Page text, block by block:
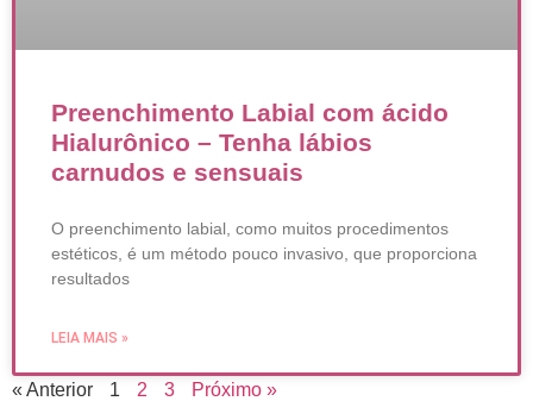
Preenchimento Labial com ácido
Hialurônico – Tenha lábios
carnudos e sensuais
O preenchimento labial, como muitos procedimentos
estéticos, é um método pouco invasivo, que proporciona
resultados
LEIA MAIS »
« Anterior 1 2 3 Próximo »